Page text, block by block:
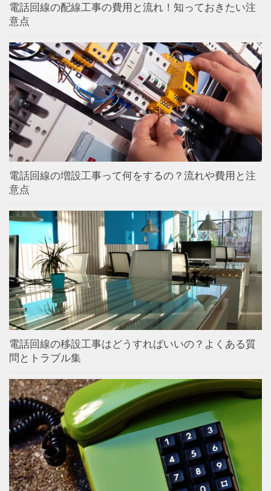
電話回線の配線工事の費用と流れ！知っておきたい注
意点
電話回線の増設工事って何をするの？流れや費用と注
意点
電話回線の移設工事はどうすればいいの？よくある質
問とトラブル集